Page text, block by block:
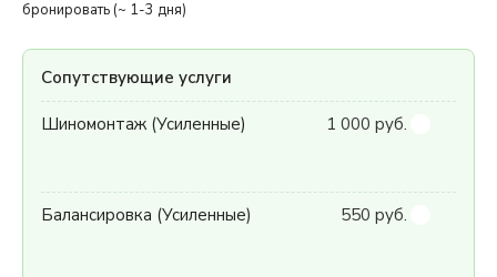
бронировать (~ 1-3 дня)
Сопутствующие услуги
Шиномонтаж (Усиленные) 1 000 руб.
Балансировка (Усиленные) 550 руб.